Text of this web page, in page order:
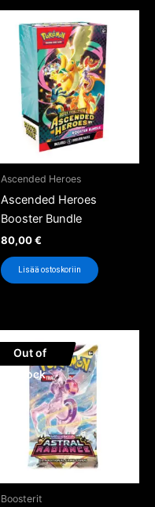
Ascended Heroes
Ascended Heroes
Booster Bundle
80,00€
Lisää ostoskoriin
Out of
Stock
Boosterit